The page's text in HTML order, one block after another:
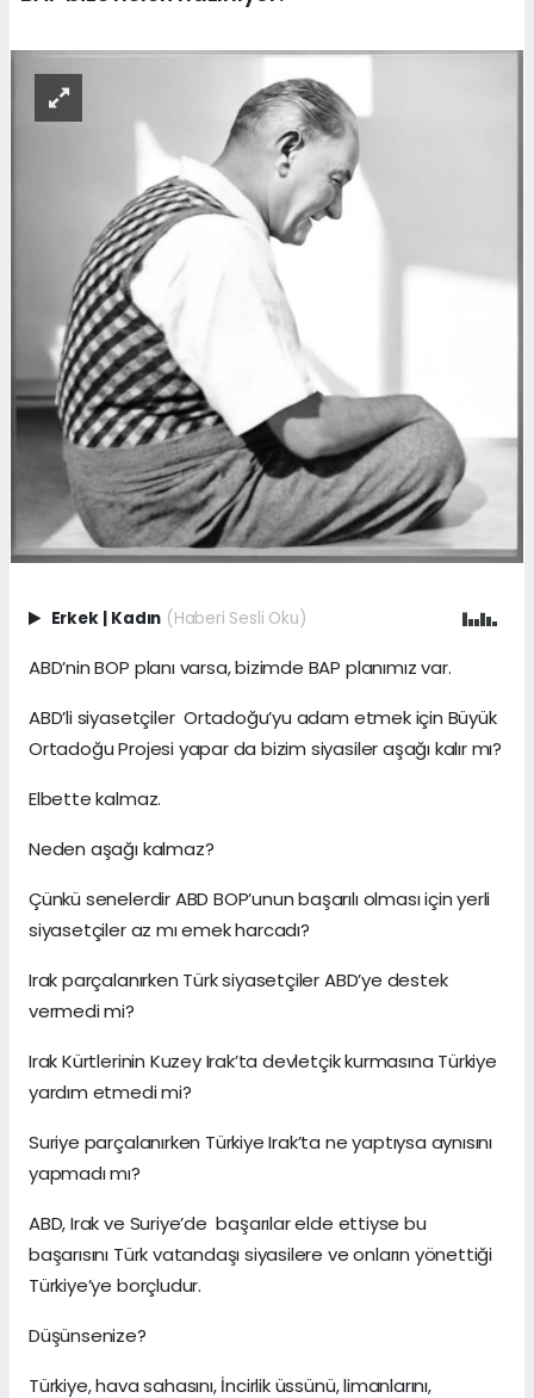
Erkek | Kadın (Haberi Sesli Oku)
ABD’nin BOP planı varsa, bizimde BAP planımız var.
ABD’li siyasetçiler Ortadoğu’yu adam etmek için Büyük
Ortadoğu Projesi yapar da bizim siyasiler aşağı kalır mı?
Elbette kalmaz.
Neden aşağı kalmaz?
Çünkü senelerdir ABD BOP’unun başarılı olması için yerli
siyasetçiler az mı emek harcadı?
Irak parçalanırken Türk siyasetçiler ABD’ye destek
vermedi mi?
Irak Kürtlerinin Kuzey Irak’ta devletçik kurmasına Türkiye
yardım etmedi mi?
Suriye parçalanırken Türkiye Irak’ta ne yaptıysa aynısını
yapmadı mı?
ABD, Irak ve Suriye’de başarılar elde ettiyse bu
başarısını Türk vatandaşı siyasilere ve onların yönettiği
Türkiye’ye borçludur.
Düşünsenize?
Türkiye, hava sahasını, İncirlik üssünü, limanlarını,